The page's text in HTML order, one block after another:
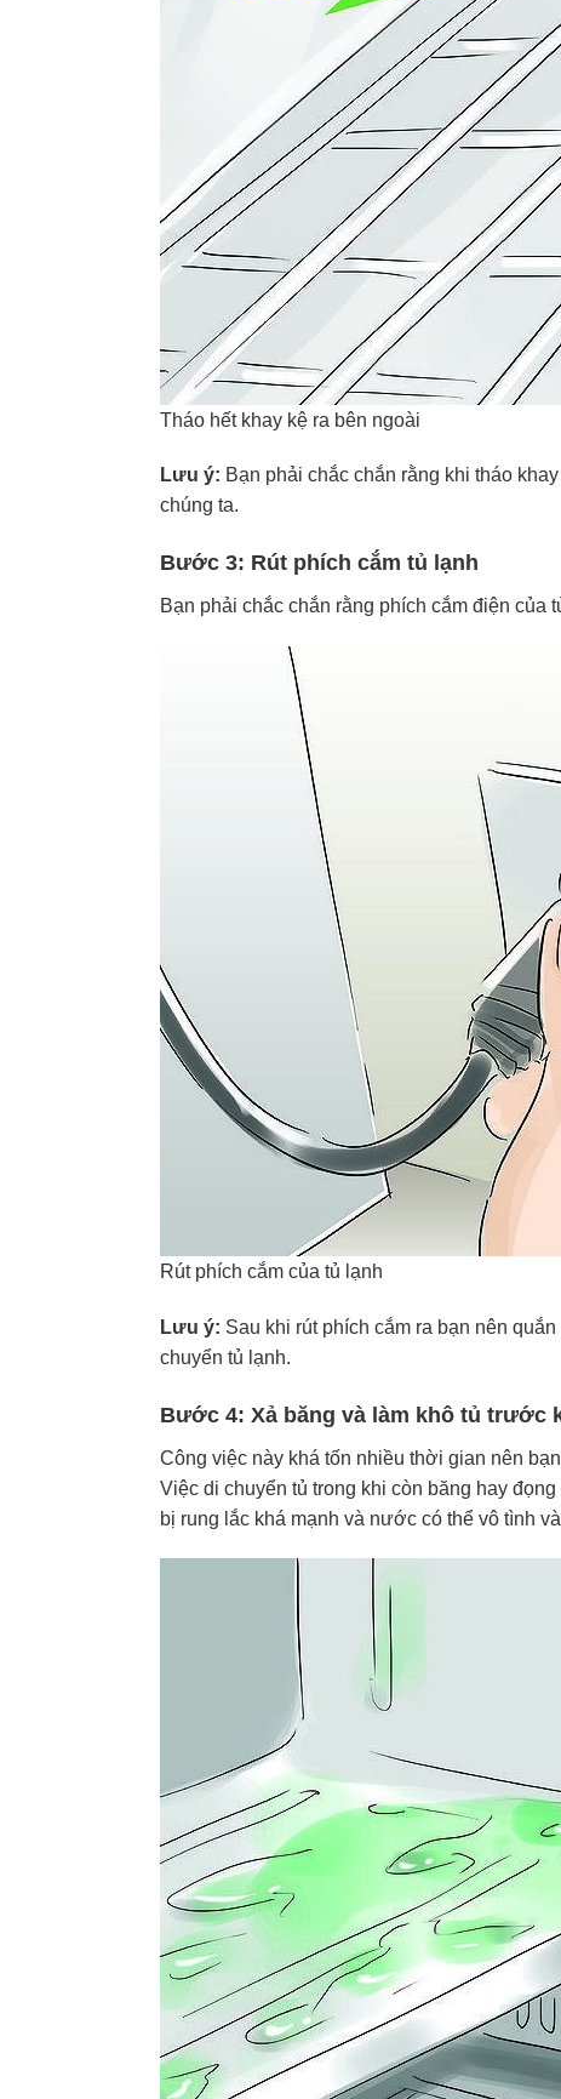
Tháo hết khay kệ ra bên ngoài
Lưu ý: Bạn phải chắc chắn rằng khi tháo
chúng ta.
Bước 3: Rút phích cắm tủ lạnh
Bạn phải chắc chắn rằng phích cắm điện của
Rút phích cắm của tủ lạnh
Lưu ý: Sau khi rút phích cắm ra bạn nên
chuyển tủ lạnh.
Bước 4: Xả băng và làm khô tủ trước
Công việc này khá tốn nhiều thời gian nên
Việc di chuyển tủ trong khi còn băng hay
bị rung lắc khá mạnh và nước có thể vô tình